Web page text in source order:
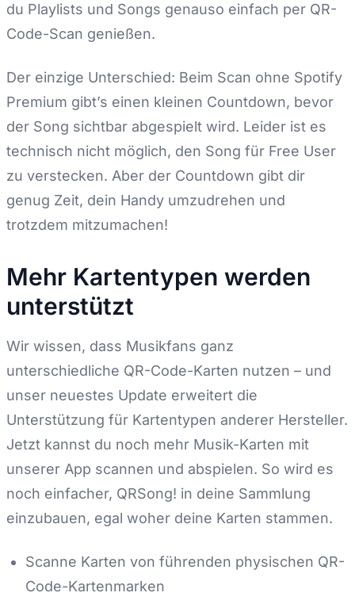
du Playlists und Songs genauso einfach per QR-
Code-Scan genießen.
Der einzige Unterschied: Beim Scan ohne Spotify
Premium gibt’s einen kleinen Countdown, bevor
der Song sichtbar abgespielt wird. Leider ist es
technisch nicht möglich, den Song für Free User
zu verstecken. Aber der Countdown gibt dir
genug Zeit, dein Handy umzudrehen und
trotzdem mitzumachen!
Mehr Kartentypen werden
unterstützt
Wir wissen, dass Musikfans ganz
unterschiedliche QR-Code-Karten nutzen – und
unser neuestes Update erweitert die
Unterstützung für Kartentypen anderer Hersteller.
Jetzt kannst du noch mehr Musik-Karten mit
unserer App scannen und abspielen. So wird es
noch einfacher, QRSong! in deine Sammlung
einzubauen, egal woher deine Karten stammen.
Scanne Karten von führenden physischen QR-
Code-Kartenmarken